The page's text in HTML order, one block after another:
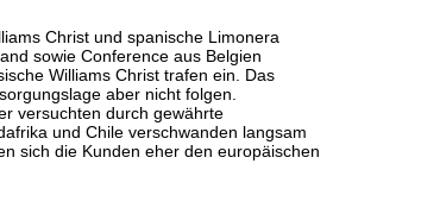
Christ und spanische Limonera
sowie Conference aus Belgien
Williams Christ trafen ein. Das
aber nicht folgen.
versuchten durch gewährte
und Chile verschwanden langsam
sich die Kunden eher den europäischen